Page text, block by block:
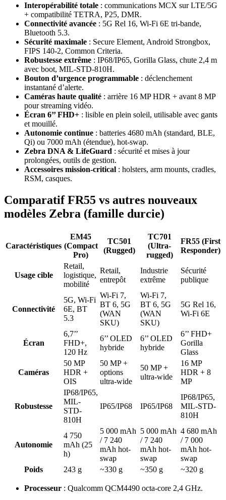
Interopérabilité totale : communications MCX sur LTE/5G
+ compatibilité TETRA, P25, DMR.
Connectivité avancée : 5G Rel 16, Wi-Fi 6E tri-bande,
Bluetooth 5.3.
Sécurité maximale : Secure Element, Android Strongbox,
FIPS 140-2, Common Criteria.
Robustesse extrême : IP68/IP65, Gorilla Glass, chute 2,4 m
avec boot, MIL-STD-810H.
Bouton d’urgence programmable : déclenchement
instantané d’alerte.
Caméras haute qualité : arrière 16 MP HDR + avant 8 MP
pour streaming vidéo.
Écran 6’’ FHD+ : lisible en plein soleil, utilisable avec gants
et mouillé.
Autonomie continue : batteries 4680 mAh (standard, BLE,
Qi) ou 7000 mAh (étendue), hot-swap.
Zebra DNA & LifeGuard : sécurité et mises à jour
prolongées, outils de gestion.
Accessoires mission-critical : holsters, arm mounts, cradles,
RSM, casques.
Comparatif FR55 vs autres nouveaux
modèles Zebra (famille durcie)
Caractéristiques
EM45
(Compact
Pro)
TC501
(Rugged)
TC701
(Ultra-
rugged)
FR55 (First
Responder)
Usage cible
Retail,
logistique,
mobilité
Retail,
entrepôt
Industrie
extrême
Sécurité
publique
Connectivité
5G, Wi-Fi
6E, BT
5.3
Wi-Fi 7,
BT 6, 5G
(WAN
SKU)
Wi-Fi 7,
BT 6, 5G
(WAN
SKU)
5G Rel 16,
Wi-Fi 6E
Écran
6,7’’
FHD+,
120 Hz
6’’ OLED
hybride
6’’ OLED
hybride
6’’ FHD+
Gorilla
Glass
Caméras
50 MP
HDR +
OIS
50 MP +
options
ultra-wide
50 MP +
ultra-wide
16 MP
HDR + 8
MP
Robustesse
IP68/IP65,
MIL-
STD-
810H
IP65/IP68 IP65/IP68
IP68/IP65,
MIL-STD-
810H
Autonomie
4 750
mAh (25
h)
5 000 mAh
/ 7 240
mAh hot-
swap
5 000 mAh
/ 7 240
mAh hot-
swap
4 680 mAh
/ 7 000
mAh hot-
swap
Poids
243 g ~330 g ~350 g ~320 g
Processeur : Qualcomm QCM4490 octa-core 2,4 GHz.